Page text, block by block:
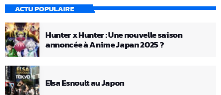
ACTU POPULAIRE
Hunter x Hunter : Une nouvelle saison
annoncée à Anime Japan 2025 ?
Elsa Esnoult au Japon